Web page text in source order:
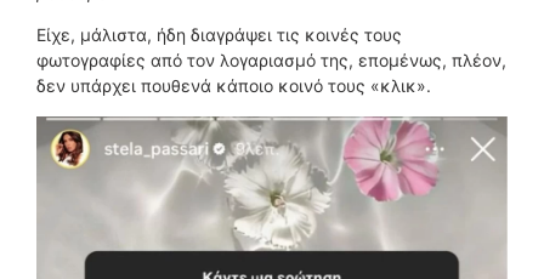
Είχε, μάλιστα, ήδη διαγράψει τις κοινές τους
φωτογραφίες από τον λογαριασμό της, επομένως, πλέον,
δεν υπάρχει πουθενά κάποιο κοινό τους «κλικ».